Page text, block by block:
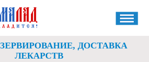
ДОСТАВКА
ЛЕКАРСТВ